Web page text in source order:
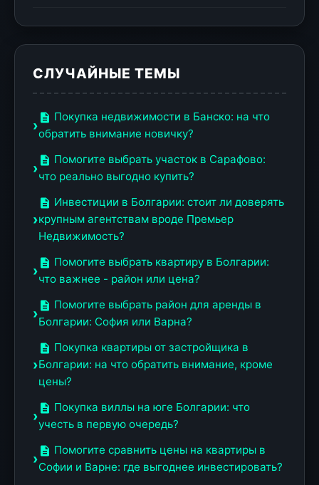
СЛУЧАЙНЫЕ ТЕМЫ
Покупка недвижимости в Банско: на что
обратить внимание новичку?
Помогите выбрать участок в Сарафово:
что реально выгодно купить?
Инвестиции в Болгарии: стоит ли доверять
крупным агентствам вроде Премьер
Недвижимость?
Помогите выбрать квартиру в Болгарии:
что важнее - район или цена?
Помогите выбрать район для аренды в
Болгарии: София или Варна?
Покупка квартиры от застройщика в
Болгарии: на что обратить внимание, кроме
цены?
Покупка виллы на юге Болгарии: что
учесть в первую очередь?
Помогите сравнить цены на квартиры в
Софии и Варне: где выгоднее инвестировать?